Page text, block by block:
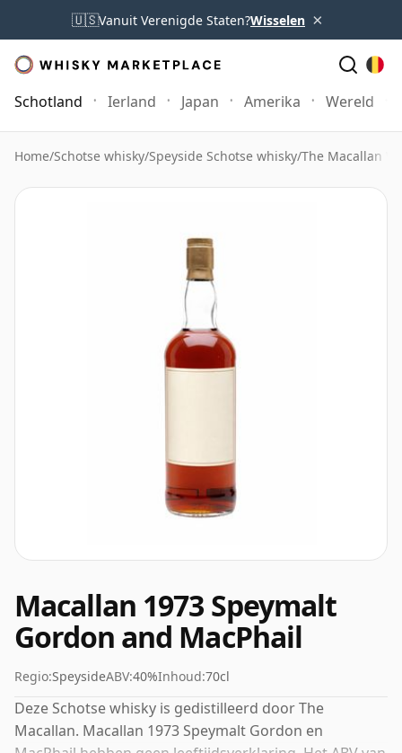
🇺🇸Vanuit Verenigde Staten?Wisselen ×
Schotland Ierland Japan Amerika Wereld
Home/Schotse whisky/Speyside Schotse whisky/The Macallan
Macallan 1973 Speymalt
Gordon and MacPhail
Regio:SpeysideABV:40%Inhoud:70cl
Deze Schotse whisky is gedistilleerd door The
Macallan. Macallan 1973 Speymalt Gordon en